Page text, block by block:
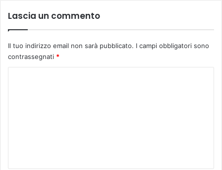
Lascia un commento
Il tuo indirizzo email non sarà pubblicato. I campi obbligatori sono
contrassegnati *